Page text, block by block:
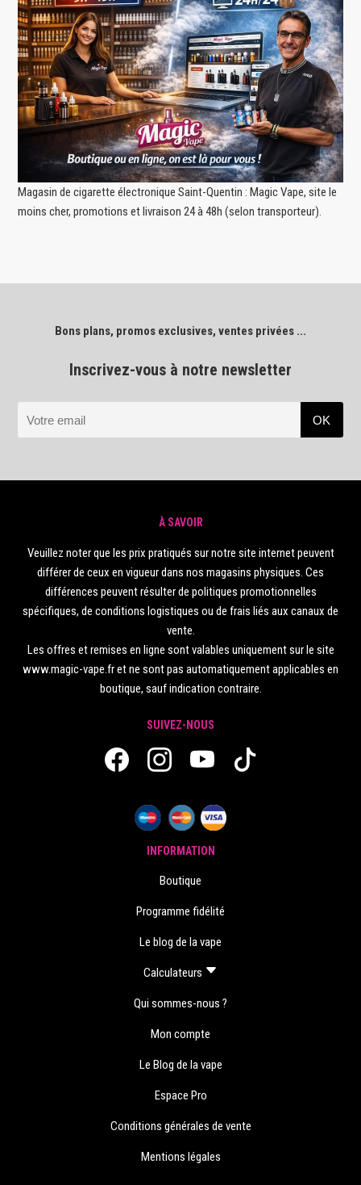
Magasin de cigarette électronique Saint-Quentin : Magic Vape, site le
moins cher, promotions et livraison 24 à 48h (selon transporteur).
Bons plans, promos exclusives, ventes privées ...
Inscrivez-vous à notre newsletter
À SAVOIR
Veuillez noter que les prix pratiqués sur notre site internet peuvent
différer de ceux en vigueur dans nos magasins physiques. Ces
différences peuvent résulter de politiques promotionnelles
spécifiques, de conditions logistiques ou de frais liés aux canaux de
vente.
Les offres et remises en ligne sont valables uniquement sur le site
www.magic-vape.fr et ne sont pas automatiquement applicables en
boutique, sauf indication contraire.
SUIVEZ-NOUS
INFORMATION
Boutique
Programme fidélité
Le blog de la vape
Calculateurs
Qui sommes-nous ?
Mon compte
Le Blog de la vape
Espace Pro
Conditions générales de vente
Mentions légales